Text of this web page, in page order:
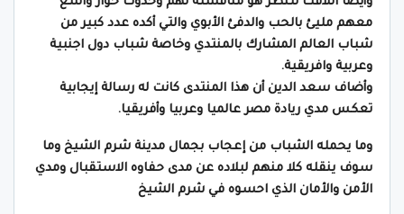
معهم مليئ بالحب والدفئ الأبوي والتي أكده عدد كبير من
شباب العالم المشارك بالمنتدي وخاصة شباب دول اجنبية
وعربية وافريقية.
وأضاف سعد الدين أن هذا المنتدى كانت له رسالة إيجابية
تعكس مدي ريادة مصر عالميا وعربيا وأفريقيا.
وما يحمله الشباب من إعجاب بجمال مدينة شرم الشيخ وما
سوف ينقله كلا منهم لبلاده عن مدى حفاوه الاستقبال ومدي
الأمن والأمان الذي احسوه في شرم الشيخ